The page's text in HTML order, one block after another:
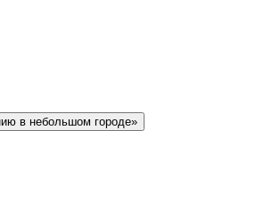
в небольшом городе»